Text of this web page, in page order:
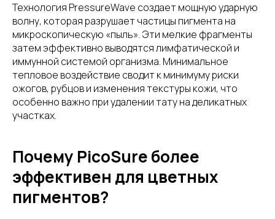
Технология PressureWave создает мощную ударную
волну, которая разрушает частицы пигмента на
микроскопическую «пыль». Эти мелкие фрагменты
затем эффективно выводятся лимфатической и
иммунной системой организма. Минимальное
тепловое воздействие сводит к минимуму риски
ожогов, рубцов и изменения текстуры кожи, что
особенно важно при удалении тату на деликатных
участках.
Почему PicoSure более
эффективен для цветных
пигментов?